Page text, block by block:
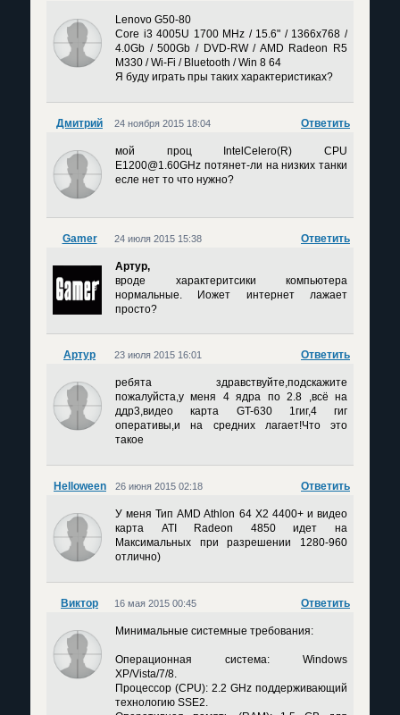
Lenovo G50-80
Core i3 4005U 1700 MHz / 15.6" / 1366x768 /
4.0Gb / 500Gb / DVD-RW / AMD Radeon R5
M330 / Wi-Fi / Bluetooth / Win 8 64
Я буду играть пры таких характеристиках?
Дмитрий Ответить
24 ноября 2015 18:04
мой проц IntelCelero(R) CPU
E1200@1.60GHz потянет-ли на низких танки
есле нет то что нужно?
Gamer Ответить
24 июля 2015 15:38
Артур,
вроде характеритсики компьютера
нормальные. Иожет интернет лажает
просто?
Артур Ответить
23 июля 2015 16:01
ребята здравствуйте,подскажите
пожалуйста,у меня 4 ядра по 2.8 ,всё на
ддр3,видео карта GT-630 1гиг,4 гиг
оперативы,и на средних лагает!Что это
такое
Helloween Ответить
26 июня 2015 02:18
У меня Тип AMD Athlon 64 X2 4400+ и видео
карта ATI Radeon 4850 идет на
Максимальных при разрешении 1280-960
отлично)
Виктор Ответить
16 мая 2015 00:45
Минимальные системные требования:
Операционная система: Windows
XP/Vista/7/8.
Процессор (CPU): 2.2 GHz поддерживающий
технологию SSE2.